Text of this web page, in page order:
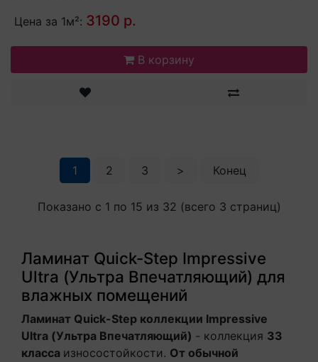
Цена за 1м²: 3190 р.
В корзину
1 2 3 > Конец
Показано с 1 по 15 из 32 (всего 3 страниц)
Ламинат Quick-Step Impressive
Ultra (Ультра Впечатляющий) для
влажных помещений
Ламинат Quick-Step коллекции Impressive
Ultra (Ультра Впечатляющий) - коллекция 33
класса износостойкости. От обычной